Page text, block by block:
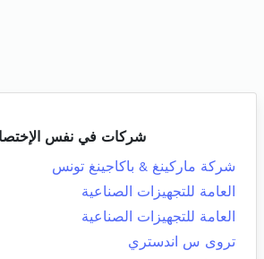
شركات في نفس
شركة ماركينغ & باكاجينغ تونس
العامة للتجهيزات الصناعية
العامة للتجهيزات الصناعية
تروى س اندستري